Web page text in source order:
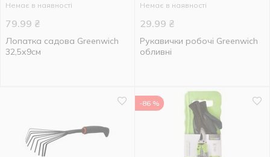
Немає в наявності
79.99 ₴
Лопатка садова Greenwich
32,5х9см
Немає в наявності
29.99 ₴
Рукавички робочі Greenwich
обливні
-86 %